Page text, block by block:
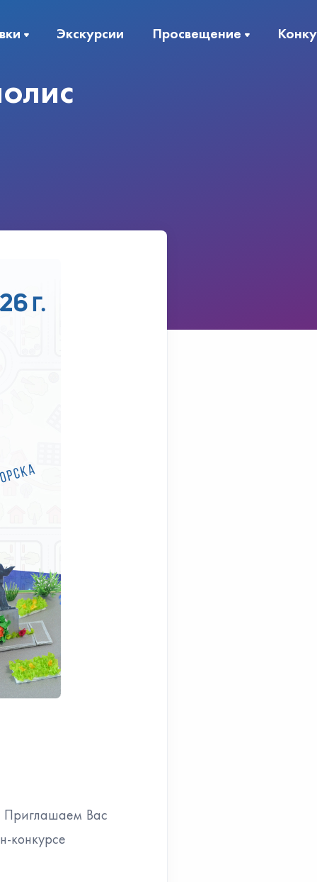
Экскурсии Просвещение
Приглашаем Вас
конкурсе